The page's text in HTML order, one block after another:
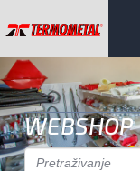
WEBSHOP